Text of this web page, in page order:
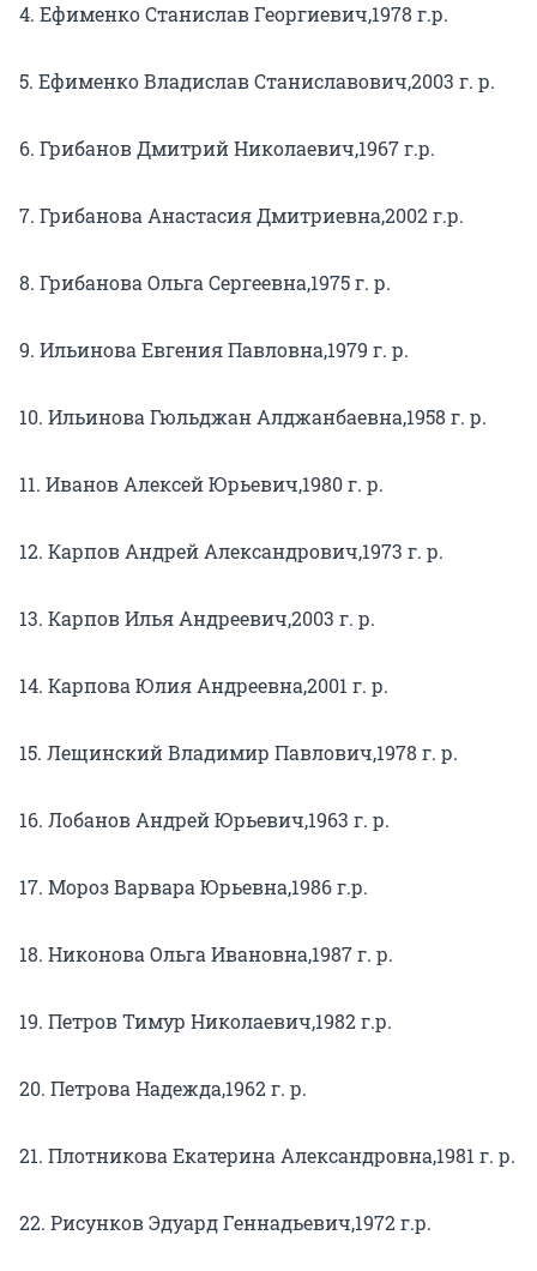
4. Ефименко Станислав Георгиевич,1978 г.р.
5. Ефименко Владислав Станиславович,2003 г. р.
6. Грибанов Дмитрий Николаевич,1967 г.р.
7. Грибанова Анастасия Дмитриевна,2002 г.р.
8. Грибанова Ольга Сергеевна,1975 г. р.
9. Ильинова Евгения Павловна,1979 г. р.
10. Ильинова Гюльджан Алджанбаевна,1958 г. р.
11. Иванов Алексей Юрьевич,1980 г. р.
12. Карпов Андрей Александрович,1973 г. р.
13. Карпов Илья Андреевич,2003 г. р.
14. Карпова Юлия Андреевна,2001 г. р.
15. Лещинский Владимир Павлович,1978 г. р.
16. Лобанов Андрей Юрьевич,1963 г. р.
17. Мороз Варвара Юрьевна,1986 г.р.
18. Никонова Ольга Ивановна,1987 г. р.
19. Петров Тимур Николаевич,1982 г.р.
20. Петрова Надежда,1962 г. р.
21. Плотникова Екатерина Александровна,1981 г. р.
22. Рисунков Эдуард Геннадьевич,1972 г.р.